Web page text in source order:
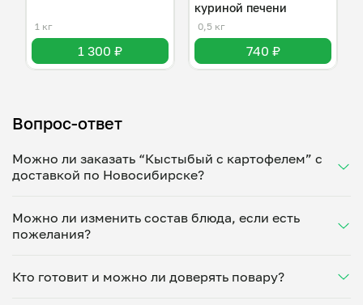
1 кг
1 300 ₽
куриной печени
0,5 кг
740 ₽
Вопрос-ответ
Можно ли заказать “Кыстыбый с картофелем” с
доставкой по Новосибирске?
Укажите удобное время — и получите свежее
домашнее блюдо в большой порции прямо с плиты.
минут. Статус заказа отслеживайте в личном
кабинете, а с поваром можно связаться напрямую в
Можно ли изменить состав блюда, если есть
пожелания?
ваши предпочтения: уберет специи, снизит
Кто готовит и можно ли доверять повару?